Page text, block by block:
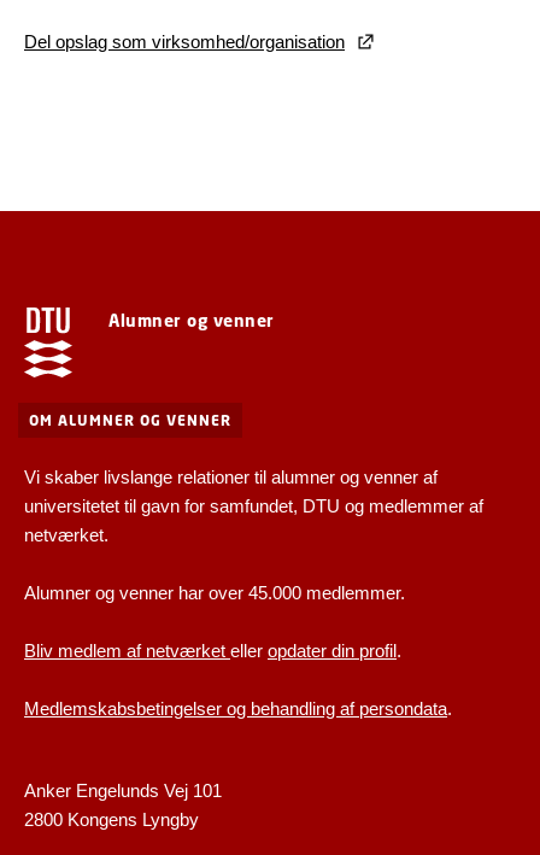
Del opslag som virksomhed/organisation
Alumner og venner
OM ALUMNER OG VENNER
Vi skaber livslange relationer til alumner og venner af
universitetet til gavn for samfundet, DTU og medlemmer af
netværket.
Alumner og venner har over 45.000 medlemmer.
Bliv medlem af netværket eller opdater din profil.
Medlemskabsbetingelser og behandling af persondata.
Anker Engelunds Vej 101
2800 Kongens Lyngby